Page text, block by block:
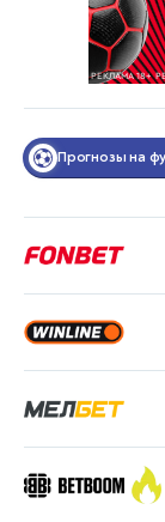
Прогнозы на